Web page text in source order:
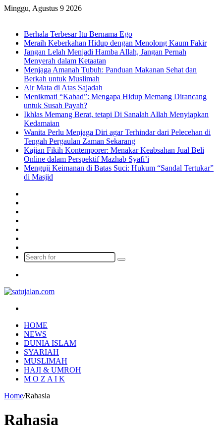
Minggu, Agustus 9 2026
Berhala Terbesar Itu Bernama Ego
Meraih Keberkahan Hidup dengan Menolong Kaum Fakir
Jangan Lelah Menjadi Hamba Allah, Jangan Pernah
Menyerah dalam Ketaatan
Menjaga Amanah Tubuh: Panduan Makanan Sehat dan
Berkah untuk Muslimah
Air Mata di Atas Sajadah
Menikmati “Kabad”: Mengapa Hidup Memang Dirancang
untuk Susah Payah?
Ikhlas Memang Berat, tetapi Di Sanalah Allah Menyiapkan
Kedamaian
Wanita Perlu Menjaga Diri agar Terhindar dari Pelecehan di
Tengah Pergaulan Zaman Sekarang
Kajian Fikih Kontemporer: Menakar Keabsahan Jual Beli
Online dalam Perspektif Mazhab Syafi’i
Menguji Keimanan di Batas Suci: Hukum “Sandal Tertukar”
di Masjid
Search
HOME
NEWS
DUNIA ISLAM
SYARIAH
MUSLIMAH
HAJI & UMROH
M O Z A I K
Home/Rahasia
Rahasia